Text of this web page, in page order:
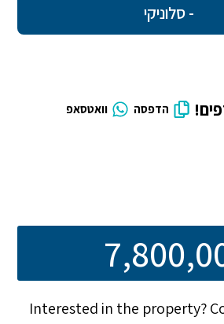
- סלוניקי
הדפסה וואטסאפ
Interested in the property?